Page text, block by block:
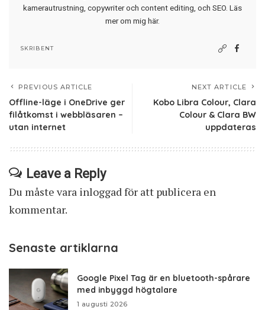
kamerautrustning, copywriter och content editing, och SEO. Läs
mer om mig här.
SKRIBENT
PREVIOUS ARTICLE
Offline-läge i OneDrive ger
filåtkomst i webbläsaren –
utan internet
NEXT ARTICLE
Kobo Libra Colour, Clara
Colour & Clara BW
uppdateras
Leave a Reply
Du måste vara inloggad för att publicera en
kommentar.
Senaste artiklarna
Google Pixel Tag är en bluetooth-spårare
med inbyggd högtalare
1 augusti 2026